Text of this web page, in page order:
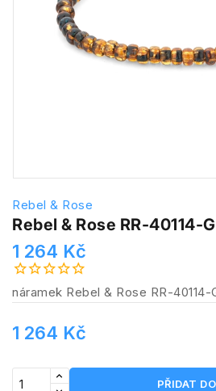
Rebel & Rose
Rebel & Rose RR-40114-
1 264 Kč
náramek Rebel & Rose RR-40114-
1 264 Kč
PŘIDAT